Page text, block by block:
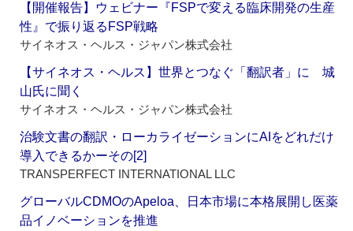
【開催報告】ウェビナー『FSPで変える臨床開発の生産
性』で振り返るFSP戦略
サイネオス・ヘルス・ジャパン株式会社
【サイネオス・ヘルス】世界とつなぐ「翻訳者」に 城
山氏に聞く
サイネオス・ヘルス・ジャパン株式会社
治験文書の翻訳・ローカライゼーションにAIをどれだけ
導入できるかーその[2]
TRANSPERFECT INTERNATIONAL LLC
グローバルCDMOのApeloa、日本市場に本格展開し医薬
品イノベーションを推進